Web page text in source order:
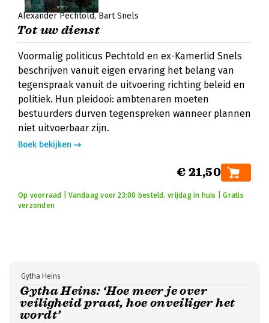
Alexander Pechtold Bart Snels
Tot uw dienst
Voormalig politicus Pechtold en ex-Kamerlid Snels
beschrijven vanuit eigen ervaring het belang van
tegenspraak vanuit de uitvoering richting beleid en
politiek. Hun pleidooi: ambtenaren moeten
bestuurders durven tegenspreken wanneer plannen
niet uitvoerbaar zijn.
Boek bekijken
€ 21,50
Op voorraad | Vandaag voor 23:00 besteld, vrijdag in huis | Gratis
verzonden
Gytha Heins: ‘Hoe meer je over
veiligheid praat, hoe onveiliger het
wordt’
Gytha Heins